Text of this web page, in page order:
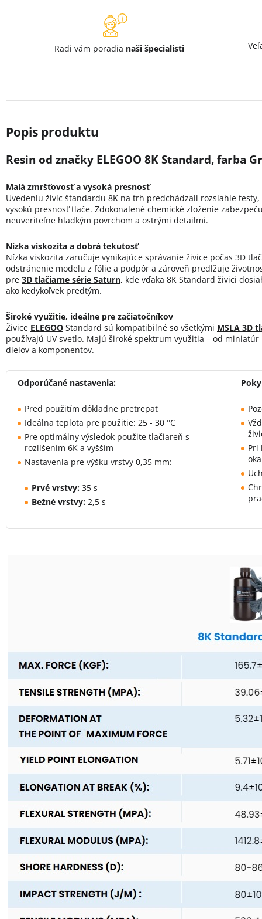
Radi vám poradia naši špecialisti
Resin od značky ELEGOO 8K Standard, farba
Malá zmršťovosť a vysoká presnosť
Uvedeniu živíc štandardu 8K na trh predchádzali rozsiahle
vysokú presnosť tlače. Zdokonalené chemické zloženie
neuveriteľne hladkým povrchom a ostrými detailmi.
Nízka viskozita a dobrá tekutosť
Nízka viskozita zaručuje vynikajúce správanie živice počas 3D
odstránenie modelu z fólie a podpôr a zároveň predlžuje
pre 3D tlačiarne série Saturn, kde vďaka 8K Standard živici
ako kedykoľvek predtým.
Široké využitie, ideálne pre začiatočníkov
Živice ELEGOO Standard sú kompatibilné so všetkými MSLA 3D
používajú UV svetlo. Majú široké spektrum využitia – od
dielov a komponentov.
Odporúčané nastavenia:
Pred použitím dôkladne pretrepať
Ideálna teplota pre použitie: 25 - 30 °C
Pre optimálny výsledok použite tlačiareň s
rozlíšením 6K a vyšším
Nastavenia pre výšku vrstvy 0,35 mm:
Prvé vrstvy: 35 s
Bežné vrstvy: 2,5 s
Pri